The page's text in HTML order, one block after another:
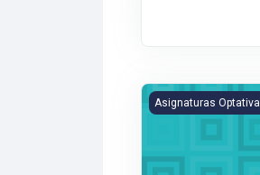
Producción y
Asignaturas